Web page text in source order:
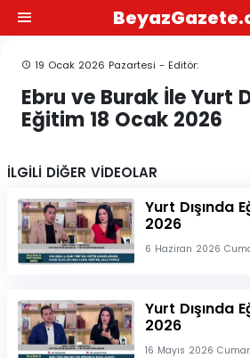
19 Ocak 2026 Pazartesi - Editör:
Ebru ve Burak İle Yurt
Eğitim 18 Ocak 2026
İLGİLİ DİĞER VİDEOLAR
Yurt Dışında
2026
6 Haziran 2026
Yurt Dışında
2026
16 Mayıs 2026